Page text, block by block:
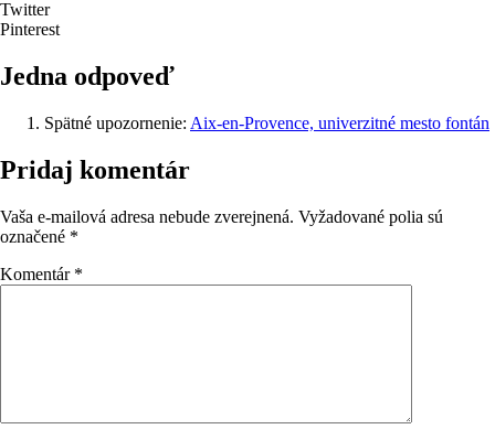
Twitter
Pinterest
Jedna odpoveď
Spätné upozornenie: Aix-en-Provence, univerzitné mesto fontán
Pridaj komentár
Vaša e-mailová adresa nebude zverejnená. Vyžadované polia sú
označené *
Komentár *